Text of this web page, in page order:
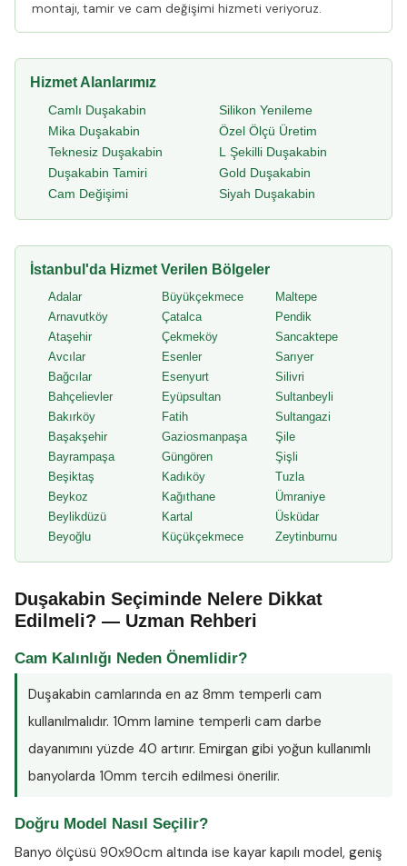
montajı, tamir ve cam değişimi hizmeti veriyoruz.
Hizmet Alanlarımız
Camlı Duşakabin
Mika Duşakabin
Teknesiz Duşakabin
Duşakabin Tamiri
Cam Değişimi
Silikon Yenileme
Özel Ölçü Üretim
L Şekilli Duşakabin
Gold Duşakabin
Siyah Duşakabin
İstanbul'da Hizmet Verilen Bölgeler
Adalar
Arnavutköy
Ataşehir
Avcılar
Bağcılar
Bahçelievler
Bakırköy
Başakşehir
Bayrampaşa
Beşiktaş
Beykoz
Beylikdüzü
Beyoğlu
Büyükçekmece
Çatalca
Çekmeköy
Esenler
Esenyurt
Eyüpsultan
Fatih
Gaziosmanpaşa
Güngören
Kadıköy
Kağıthane
Kartal
Küçükçekmece
Maltepe
Pendik
Sancaktepe
Sarıyer
Silivri
Sultanbeyli
Sultangazi
Şile
Şişli
Tuzla
Ümraniye
Üsküdar
Zeytinburnu
Duşakabin Seçiminde Nelere Dikkat
Edilmeli? — Uzman Rehberi
Cam Kalınlığı Neden Önemlidir?
Duşakabin camlarında en az 8mm temperli cam
kullanılmalıdır. 10mm lamine temperli cam darbe
dayanımını yüzde 40 artırır. Emirgan gibi yoğun kullanımlı
banyolarda 10mm tercih edilmesi önerilir.
Doğru Model Nasıl Seçilir?
Banyo ölçüsü 90x90cm altında ise kayar kapılı model, geniş